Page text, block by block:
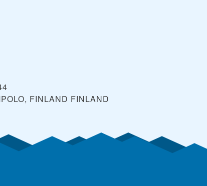
FINLAND FINLAND